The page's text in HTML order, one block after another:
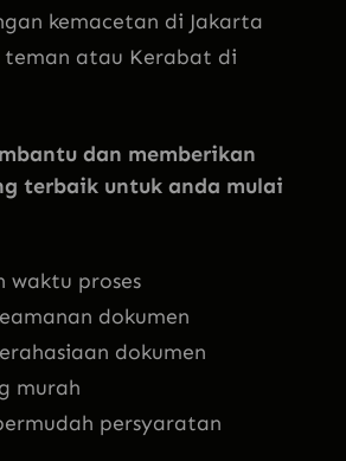
kemacetan di Jakarta
teman atau Kerabat di
dan memberikan
terbaik untuk anda mulai
waktu proses
dokumen
dokumen
murah
persyaratan